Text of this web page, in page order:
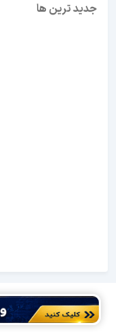
جدید ترین ها
لحظه آخر